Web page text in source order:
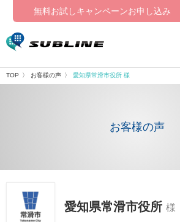
無料お試しキャンペーンお申し込み
TOP お客様の声 愛知県常滑市役所 様
お客様の声
愛知県常滑市役所 様